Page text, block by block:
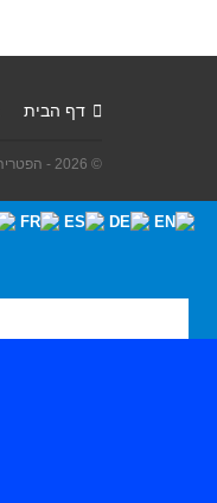
דף הבית
© 2026 - הפטריה. כל הזכויות שמורות.